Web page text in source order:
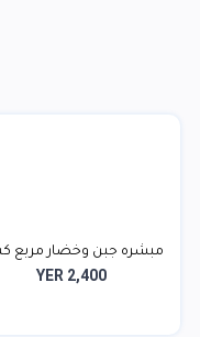
مبشره جبن وخضار مربع
YER 2,400